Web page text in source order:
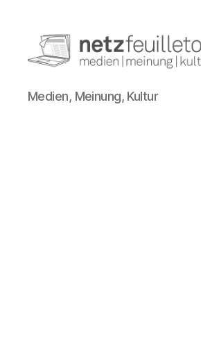
netzfeuilleton.de
Medien, Meinung, Kultur